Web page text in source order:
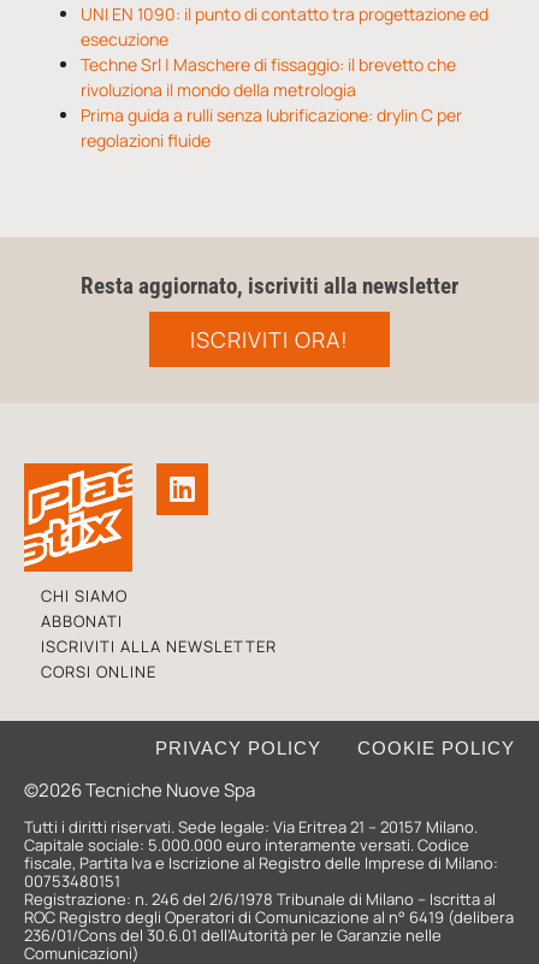
UNI EN 1090: il punto di contatto tra progettazione ed
esecuzione
Techne Srl | Maschere di fissaggio: il brevetto che
rivoluziona il mondo della metrologia
Prima guida a rulli senza lubrificazione: drylin C per
regolazioni fluide
Resta aggiornato, iscriviti alla newsletter
ISCRIVITI ORA!
CHI SIAMO
ABBONATI
ISCRIVITI ALLA NEWSLETTER
CORSI ONLINE
©2026 Tecniche Nuove Spa
PRIVACY POLICY COOKIE POLICY
Tutti i diritti riservati. Sede legale: Via Eritrea 21 – 20157 Milano.
Capitale sociale: 5.000.000 euro interamente versati. Codice
fiscale, Partita Iva e Iscrizione al Registro delle Imprese di Milano:
00753480151
Registrazione: n. 246 del 2/6/1978 Tribunale di Milano – Iscritta al
ROC Registro degli Operatori di Comunicazione al n° 6419 (delibera
236/01/Cons del 30.6.01 dell’Autorità per le Garanzie nelle
Comunicazioni)